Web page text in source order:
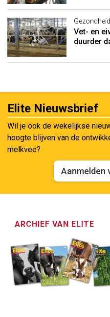
Gezondheid
Vet- en
duurder
Elite Nieuwsbrief
Wil je ook de wekelijkse
hoogte blijven van de
melkvee?
Aanmelden
ARCHIEF VAN ELITE